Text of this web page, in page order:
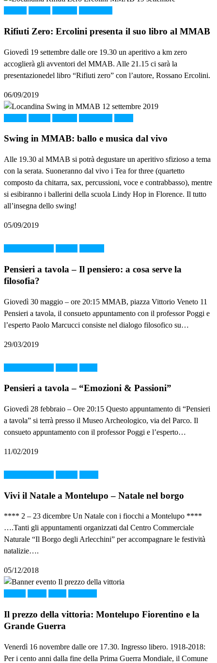
Rifiuti Zero: Ercolini presenta il suo libro al MMAB
Giovedì 19 settembre dalle ore 19.30 un aperitivo a km zero
accoglierà gli avventori del MMAB. Alle 21.15 ci sarà la
presentazionedel libro “Rifiuti zero” con l’autore, Rossano Ercolini.
06/09/2019
Swing in MMAB: ballo e musica dal vivo
Alle 19.30 al MMAB si potrà degustare un aperitivo sfizioso a tema
con la serata. Suoneranno dal vivo i Tea for three (quartetto
composto da chitarra, sax, percussioni, voce e contrabbasso), mentre
si esibiranno i ballerini della scuola Lindy Hop in Florence. Il tutto
all’insegna dello swing!
05/09/2019
Pensieri a tavola – Il pensiero: a cosa serve la
filosofia?
Giovedì 30 maggio – ore 20:15 MMAB, piazza Vittorio Veneto 11
Pensieri a tavola, il consueto appuntamento con il professor Poggi e
l’esperto Paolo Marcucci consiste nel dialogo filosofico su…
29/03/2019
Pensieri a tavola – “Emozioni & Passioni”
Giovedì 28 febbraio – Ore 20:15 Questo appuntamento di “Pensieri
a tavola” si terrà presso il Museo Archeologico, via del Parco. Il
consueto appuntamento con il professor Poggi e l’esperto…
11/02/2019
Vivi il Natale a Montelupo – Natale nel borgo
**** 2 – 23 dicembre Un Natale con i fiocchi a Montelupo ****
….Tanti gli appuntamenti organizzati dal Centro Commerciale
Naturale “Il Borgo degli Arlecchini” per accompagnare le festività
natalizie….
05/12/2018
Il prezzo della vittoria: Montelupo Fiorentino e la
Grande Guerra
Venerdì 16 novembre dalle ore 17.30. Ingresso libero. 1918-2018:
Per i cento anni dalla fine della Prima Guerra Mondiale, il Comune